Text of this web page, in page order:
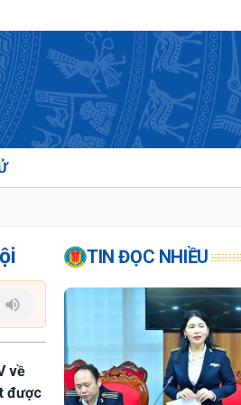
về
được
TIN ĐỌC NHIỀU